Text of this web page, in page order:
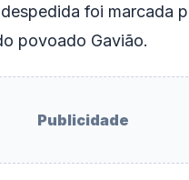
foi marcada
povoado Gavião.
Publicidade